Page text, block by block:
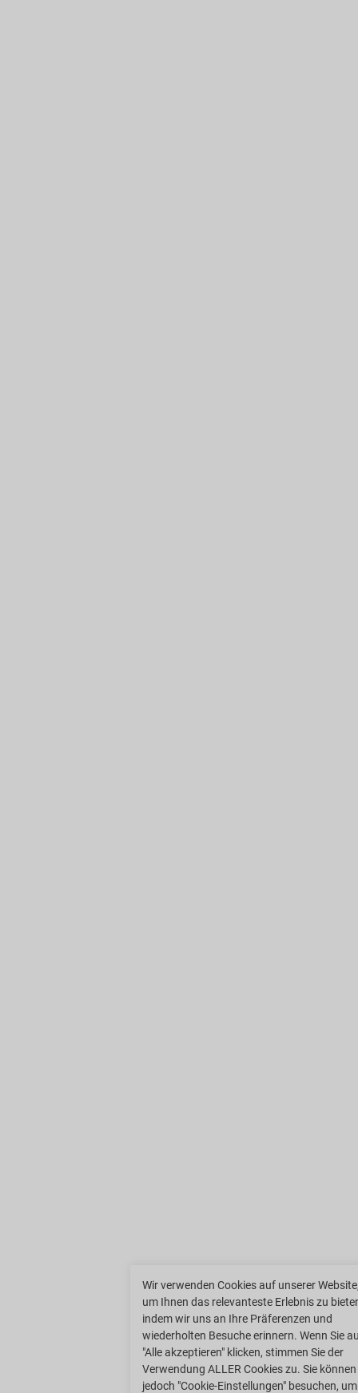
Wir verwenden Cookies auf unserer
um Ihnen das relevanteste Erlebnis zu
indem wir uns an Ihre Präferenzen und
wiederholten Besuche erinnern. Wenn Sie
"Alle akzeptieren" klicken, stimmen Sie der
Verwendung ALLER Cookies zu. Sie können
jedoch "Cookie-Einstellungen" besuchen, um